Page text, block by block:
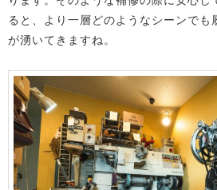
ると、より一層どのようなシーンでも
が湧いてきますね。